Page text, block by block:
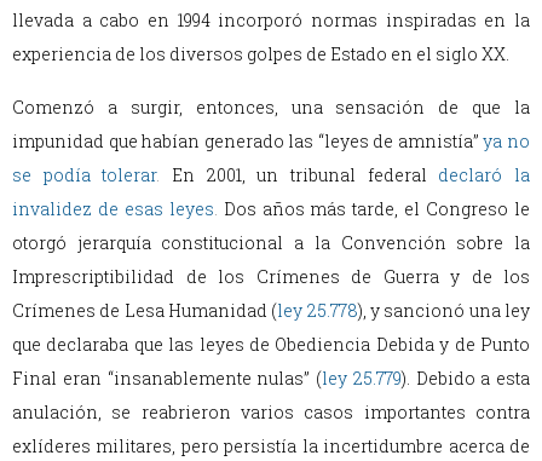
llevada a cabo en 1994 incorporó normas inspiradas en la
experiencia de los diversos golpes de Estado en el siglo XX.
Comenzó a surgir, entonces, una sensación de que la
impunidad que habían generado las “leyes de amnistía” ya no
se podía tolerar. En 2001, un tribunal federal declaró la
invalidez de esas leyes. Dos años más tarde, el Congreso le
otorgó jerarquía constitucional a la Convención sobre la
Imprescriptibilidad de los Crímenes de Guerra y de los
Crímenes de Lesa Humanidad (ley 25.778), y sancionó una ley
que declaraba que las leyes de Obediencia Debida y de Punto
Final eran “insanablemente nulas” (ley 25.779). Debido a esta
anulación, se reabrieron varios casos importantes contra
exlíderes militares, pero persistía la incertidumbre acerca de